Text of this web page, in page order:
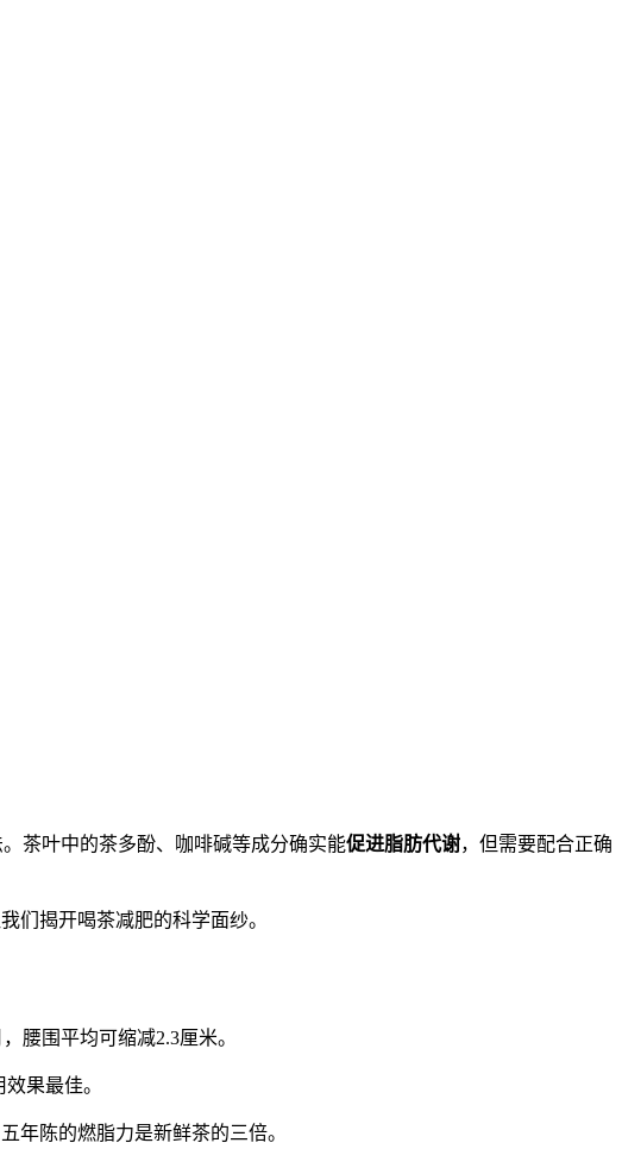
茶叶中的茶多酚、咖啡碱等成分确实能促进脂肪代谢，但需要配合正确
们揭开喝茶减肥的科学面纱。
腰围平均可缩减2.3厘米。
果最佳。
年陈的燃脂力是新鲜茶的三倍。